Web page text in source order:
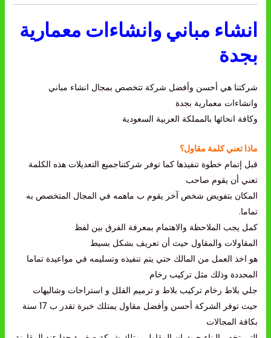
انشاء مباني وانشاءات معمارية
بجدة
شركتنا هي أحسن وأفضل شركة تتخصص بمجال انشاء مباني
وانشاءات معمارية بجدة
وكافة انحائها بالمملكة العربية السعودية
ماذا تعني كلمة مقاول؟
قبل إتمام خطوة تنفيذها كما توفر شركتناجميع التعديلات هذه الكلمة
تعني أن يقوم صاحب
المكان بتفويض شخص آخر يقوم ب ماهمه في المجال المتخصص به
تماما.
كمل يجب الملاحظة والاهتمام بمعرفة الفرق بين لفظ
المقاولات والمقاول حيث أن تعريف بشكل بسيط
هو اخذ العمل من المالك حتي يتم تنفيذه وتسليمه في مواعيدة تماما
المحددة وذلك مثل تركيب رخام
جلي بلاط رخام تركيب بلاط و ترميم الفلل و استراحات وشاليهات
حيث توفر الشركة أحسن وأفضل مقاول يمتلك خبرة تقدر ب 17 سنة
بكافة المجالات